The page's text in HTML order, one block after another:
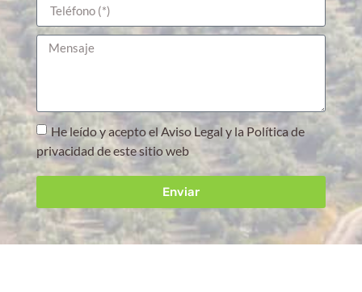
He leído y acepto el Aviso Legal y la Política de
privacidad de este sitio web
Enviar